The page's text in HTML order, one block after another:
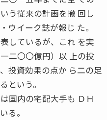
う従来の計画を撤 回し
ウイーク誌が報じ た。
しているが、これ を実
二〇〇億円）以 上の投
投資効果の点か ら二の足
という。
国内の宅配大手も ＤＨ
る。